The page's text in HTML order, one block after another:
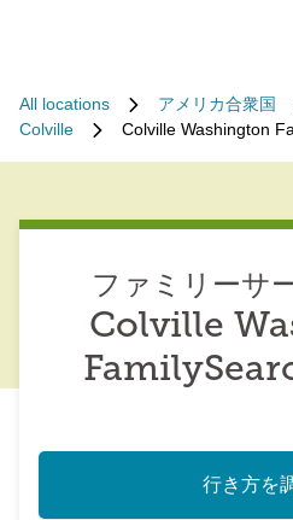
All locations アメリカ合衆国
Colville
Colville Washington
ファミリーサ
Colville
行き方を